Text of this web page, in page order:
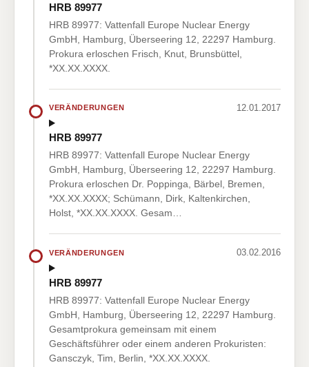
HRB 89977
HRB 89977: Vattenfall Europe Nuclear Energy
GmbH, Hamburg, Überseering 12, 22297 Hamburg.
Prokura erloschen Frisch, Knut, Brunsbüttel,
*XX.XX.XXXX.
VERÄNDERUNGEN 12.01.2017
HRB 89977
HRB 89977: Vattenfall Europe Nuclear Energy
GmbH, Hamburg, Überseering 12, 22297 Hamburg.
Prokura erloschen Dr. Poppinga, Bärbel, Bremen,
*XX.XX.XXXX; Schümann, Dirk, Kaltenkirchen,
Holst, *XX.XX.XXXX. Gesam…
VERÄNDERUNGEN 03.02.2016
HRB 89977
HRB 89977: Vattenfall Europe Nuclear Energy
GmbH, Hamburg, Überseering 12, 22297 Hamburg.
Gesamtprokura gemeinsam mit einem
Geschäftsführer oder einem anderen Prokuristen:
Gansczyk, Tim, Berlin, *XX.XX.XXXX.